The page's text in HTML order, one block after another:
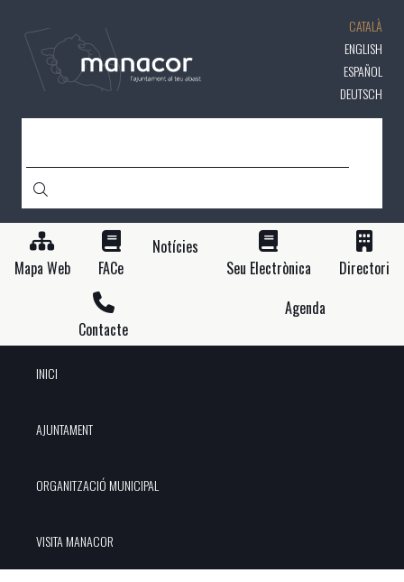
contingut
CATALÀ
ENGLISH
ESPAÑOL
DEUTSCH
Mapa Web FACe
Notícies
Seu Electrònica
Directori
Contacte
Agenda
INICI
AJUNTAMENT
ORGANITZACIÓ MUNICIPAL
VISITA MANACOR